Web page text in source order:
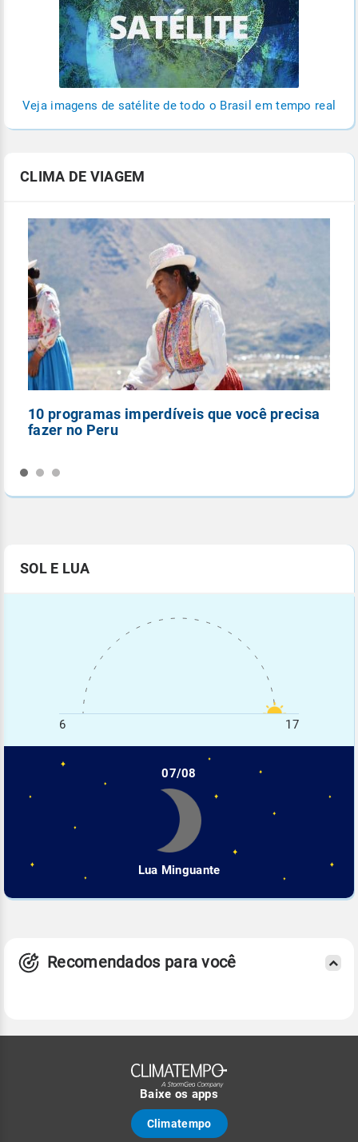
Veja imagens de satélite de todo o Brasil em tempo real
CLIMA DE VIAGEM
10 programas imperdíveis que você precisa
fazer no Peru
SOL E LUA
6 17
07/08
Lua Minguante
Recomendados para você
Baixe os apps
Climatempo